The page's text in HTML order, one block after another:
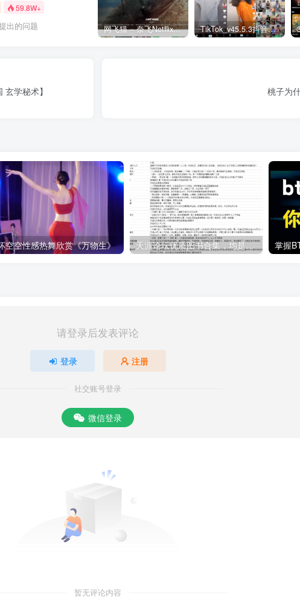
59.8W+
出的问题 网飞猫 – 奈飞Netflix免费看 TikTok_v45.5.3抖音国际版_免拔卡解锁全球版
学秘术】
桃子为
空空性感热舞欣赏《万物生》 天涯论坛优质图书合集，均是当年火爆一时的作品
请登录后发表评论
登录 注册
社交账号登录
微信登录
暂无评论内容